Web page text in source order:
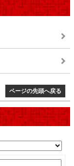
ページの先頭へ戻る